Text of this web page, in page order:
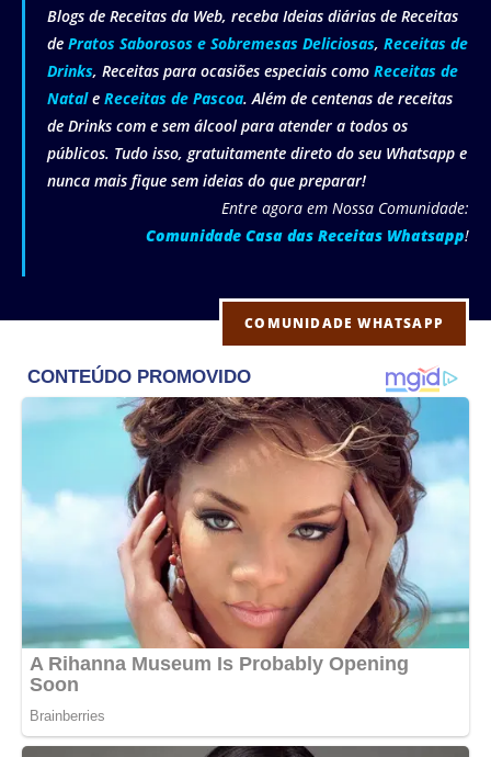
Blogs de Receitas da Web, receba Ideias diárias de Receitas
de Pratos Saborosos e Sobremesas Deliciosas, Receitas de
Drinks, Receitas para ocasiões especiais como Receitas de
Natale Receitas de Pascoa. Além de centenas de receitas
de Drinks com e sem álcool para atender a todos os
públicos. Tudo isso, gratuitamente direto do seu Whatsapp e
nunca mais fique sem ideias do que preparar!
Entre agora em Nossa Comunidade:
Comunidade Casa das Receitas Whatsapp!
COMUNIDADE WHATSAPP